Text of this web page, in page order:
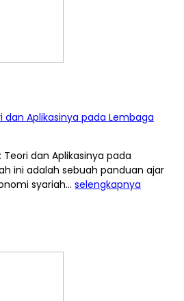
dan Aplikasinya pada Lembaga
dan Aplikasinya pada
ini adalah sebuah panduan ajar
syariah… selengkapnya